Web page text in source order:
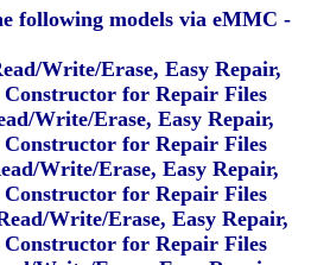
- Added support for the following models via eMMC:
Write/Erase, Easy Repair,
for Repair Files
Write/Erase, Easy Repair,
for Repair Files
Write/Erase, Easy Repair,
for Repair Files
Write/Erase, Easy Repair,
for Repair Files